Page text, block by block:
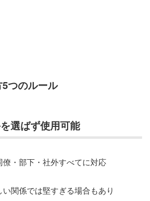
つのルール
選ばず使用可能
僚・部下・社外すべてに対応
い関係では堅すぎる場合もあり